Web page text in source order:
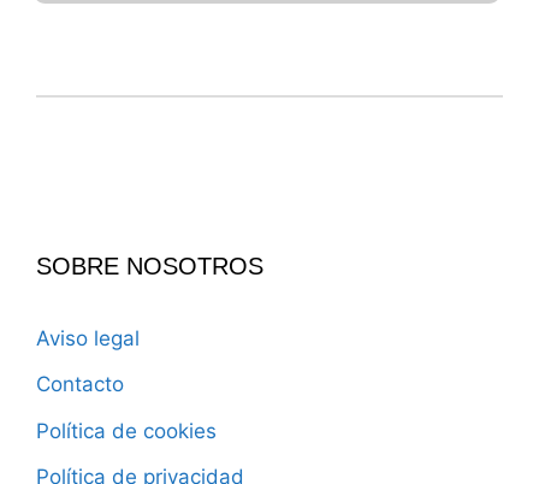
SOBRE NOSOTROS
Aviso legal
Contacto
Política de cookies
Política de privacidad